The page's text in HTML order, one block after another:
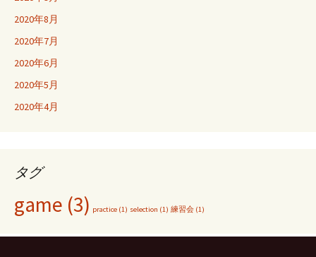
2020年8月
2020年7月
2020年6月
2020年5月
2020年4月
タグ
game (3) practice (1) selection (1) 練習会 (1)